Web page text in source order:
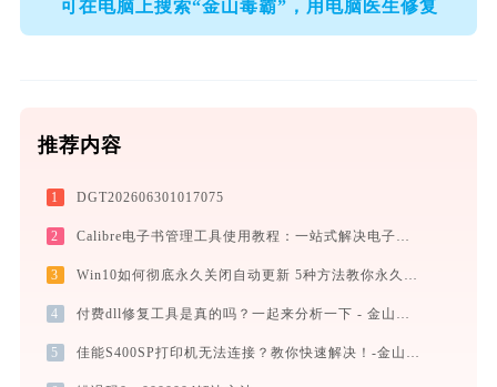
可在电脑上搜索“金山毒霸”，用电脑医生修复
推荐内容
1 DGT202606301017075
2 Calibre电子书管理工具使用教程：一站式解决电子书格式转换、元数据管理与设备同步
3 Win10如何彻底永久关闭自动更新 5种方法教你永久关闭win10自动更新
4 付费dll修复工具是真的吗？一起来分析一下 - 金山毒霸
5 佳能S400SP打印机无法连接？教你快速解决！-金山毒霸